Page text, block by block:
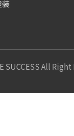
装
SUCCESS All